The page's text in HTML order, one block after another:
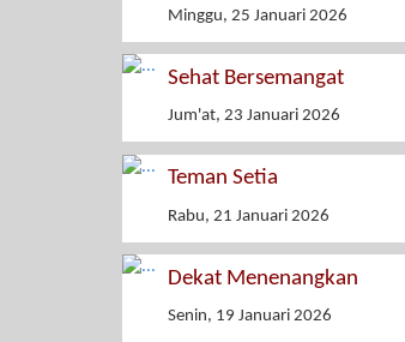
Minggu, 25 Januari 2026
Sehat Bersemangat
Jum'at, 23 Januari 2026
Teman Setia
Rabu, 21 Januari 2026
Dekat Menenangkan
Senin, 19 Januari 2026